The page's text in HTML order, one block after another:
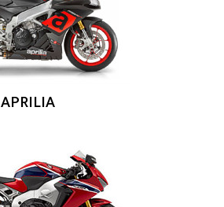
APRILIA